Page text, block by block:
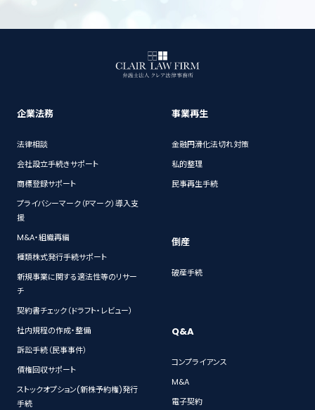
企業法務
法律相談
会社設立手続きサポート
商標登録サポート
プライバシーマーク（Pマーク）導入支
援
M&A・組織再編
種類株式発行手続サポート
新規事業に関する適法性等のリサー
チ
契約書チェック（ドラフト・レビュー）
社内規程の作成・整備
訴訟手続（民事事件）
債権回収サポート
ストックオプション(新株予約権)発行
手続
事業再生
金融円滑化法切れ対策
私的整理
民事再生手続
倒産
破産手続
Q&A
コンプライアンス
M&A
電子契約